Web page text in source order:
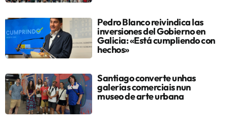
Pedro Blanco reivindica las
inversiones del Gobierno en
Galicia: «Está cumpliendo con
hechos»
Santiago converte unhas
galerías comerciais nun
museo de arte urbana